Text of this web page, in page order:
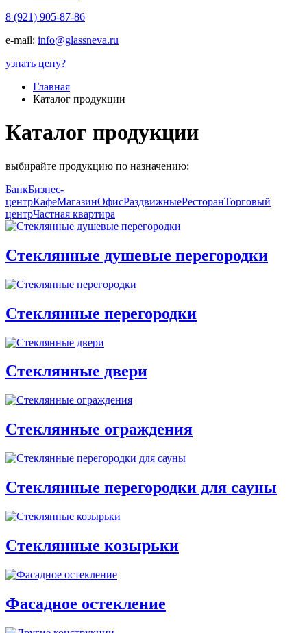
8 (921) 905-87-86
e-mail: info@glassneva.ru
узнать цену?
Главная
Каталог продукции
Каталог продукции
выбирайте продукцию по назначению:
БанкБизнес-
центрКафеМагазинОфисРаздвижныеРесторанТорговый
центрЧастная квартира
Стеклянные душевые перегородки
Стеклянные перегородки
Стеклянные двери
Стеклянные ограждения
Стеклянные перегородки для сауны
Стеклянные козырьки
Фасадное остекление